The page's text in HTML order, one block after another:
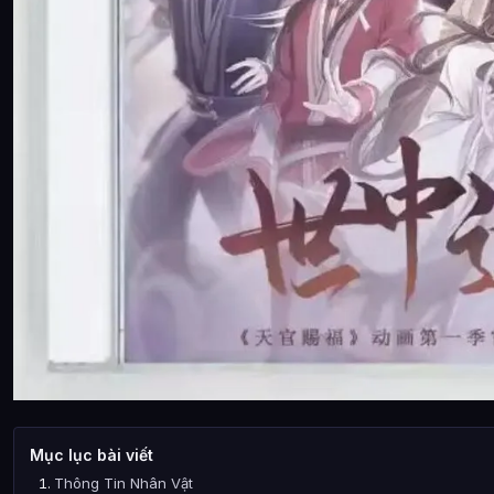
Mục lục bài viết
Thông Tin Nhân Vật